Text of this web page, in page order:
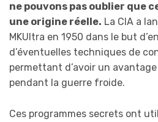
ne pouvons pas oublier que
une origine réelle. La CIA a
MKUltra en 1950 dans le but
d’éventuelles techniques de
permettant d’avoir un
pendant la guerre froide.
Ces programmes secrets ont